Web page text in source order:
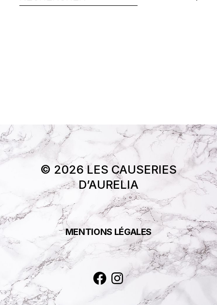
© 2026 LES CAUSERIES
D’AURELIA
MENTIONS LÉGALES
Facebook
Instagram